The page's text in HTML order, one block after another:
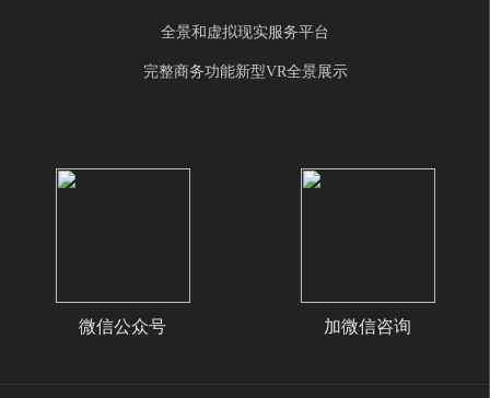
全景和虚拟现实服务平台
完整商务功能新型VR全景展示
微信公众号 加微信咨询